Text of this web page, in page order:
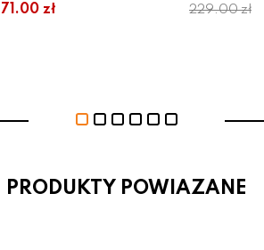
71.00 zł 229.00 zł
PRODUKTY POWIAZANE